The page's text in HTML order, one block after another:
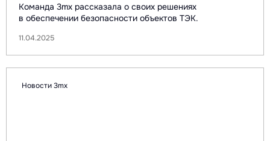
Команда 3mx рассказала о своих решениях
в обеспечении безопасности объектов ТЭК.
11.04.2025
Новости 3mx